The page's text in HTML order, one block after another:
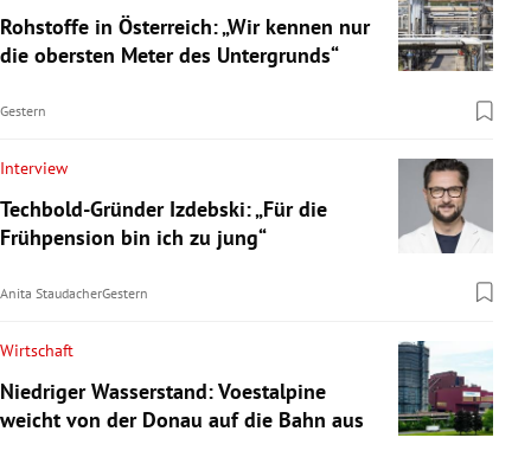
Rohstoffe in Österreich: „Wir kennen nur
die obersten Meter des Untergrunds“
Gestern
Interview
Techbold-Gründer Izdebski: „Für die
Frühpension bin ich zu jung“
Anita StaudacherGestern
Wirtschaft
Niedriger Wasserstand: Voestalpine
weicht von der Donau auf die Bahn aus